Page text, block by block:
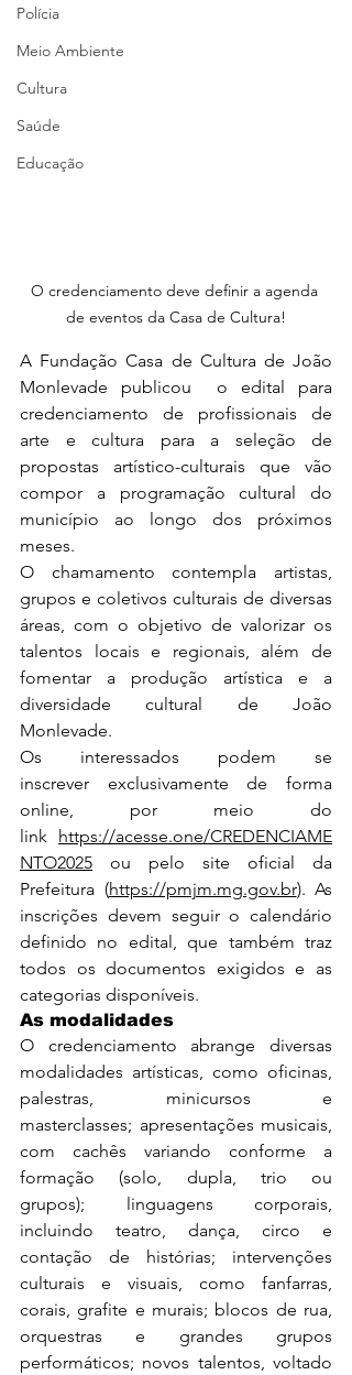
Polícia
Meio Ambiente
Cultura
Saúde
Educação
O credenciamento deve definir a agenda
de eventos da Casa de Cultura!
A Fundação Casa de Cultura de João
Monlevade publicou  o edital para
credenciamento de profissionais de
arte e cultura para a seleção de
propostas artístico-culturais que vão
compor a programação cultural do
município ao longo dos próximos
meses.
O chamamento contempla artistas,
grupos e coletivos culturais de diversas
áreas, com o objetivo de valorizar os
talentos locais e regionais, além de
fomentar a produção artística e a
diversidade cultural de João
Monlevade.
Os interessados podem se
inscrever exclusivamente de forma
online, por meio do
link https://acesse.one/CREDENCIAME
NTO2025 ou pelo site oficial da
Prefeitura (https://pmjm.mg.gov.br). As
inscrições devem seguir o calendário
definido no edital, que também traz
todos os documentos exigidos e as
categorias disponíveis.
As modalidades
O credenciamento abrange diversas
modalidades artísticas, como oficinas,
palestras, minicursos e
masterclasses; apresentações musicais,
com cachês variando conforme a
formação (solo, dupla, trio ou
grupos); linguagens corporais,
incluindo teatro, dança, circo e
contação de histórias; intervenções
culturais e visuais, como fanfarras,
corais, grafite e murais; blocos de rua,
orquestras e grandes grupos
performáticos; novos talentos, voltado